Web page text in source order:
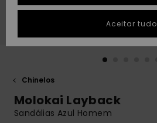
conversa para
obteres a
resposta mais
rápida à tua
conversa
PRESENTE
DESEJO
Chinelos
Molokai Layback
Sandálias Azul Homem
Aceitar tudo